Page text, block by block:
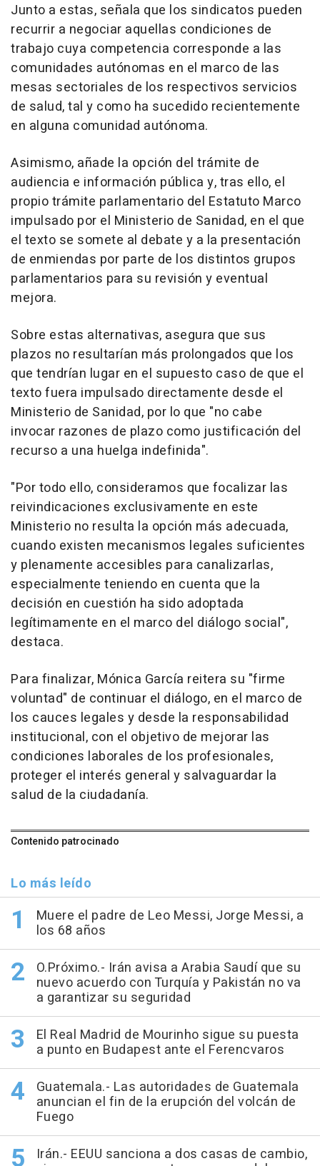
Junto a estas, señala que los sindicatos pueden
recurrir a negociar aquellas condiciones de
trabajo cuya competencia corresponde a las
comunidades autónomas en el marco de las
mesas sectoriales de los respectivos servicios
de salud, tal y como ha sucedido recientemente
en alguna comunidad autónoma.
Asimismo, añade la opción del trámite de
audiencia e información pública y, tras ello, el
propio trámite parlamentario del Estatuto Marco
impulsado por el Ministerio de Sanidad, en el que
el texto se somete al debate y a la presentación
de enmiendas por parte de los distintos grupos
parlamentarios para su revisión y eventual
mejora.
Sobre estas alternativas, asegura que sus
plazos no resultarían más prolongados que los
que tendrían lugar en el supuesto caso de que el
texto fuera impulsado directamente desde el
Ministerio de Sanidad, por lo que "no cabe
invocar razones de plazo como justificación del
recurso a una huelga indefinida".
"Por todo ello, consideramos que focalizar las
reivindicaciones exclusivamente en este
Ministerio no resulta la opción más adecuada,
cuando existen mecanismos legales suficientes
y plenamente accesibles para canalizarlas,
especialmente teniendo en cuenta que la
decisión en cuestión ha sido adoptada
legítimamente en el marco del diálogo social",
destaca.
Para finalizar, Mónica García reitera su "firme
voluntad" de continuar el diálogo, en el marco de
los cauces legales y desde la responsabilidad
institucional, con el objetivo de mejorar las
condiciones laborales de los profesionales,
proteger el interés general y salvaguardar la
salud de la ciudadanía.
Contenido patrocinado
Lo más leído
Muere el padre de Leo Messi, Jorge Messi, a
los 68 años
O.Próximo.- Irán avisa a Arabia Saudí que su
nuevo acuerdo con Turquía y Pakistán no va
a garantizar su seguridad
El Real Madrid de Mourinho sigue su puesta
a punto en Budapest ante el Ferencvaros
Guatemala.- Las autoridades de Guatemala
anuncian el fin de la erupción del volcán de
Fuego
Irán.- EEUU sanciona a dos casas de cambio,